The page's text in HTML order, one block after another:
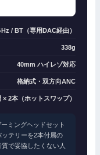
/ BT（専用DAC経由）
338g
40mm ハイレゾ対応
格納式・双方向ANC
× 2本（ホットスワップ）
ミングヘッドセット
テリーを2本付属の
で妥協したくない人